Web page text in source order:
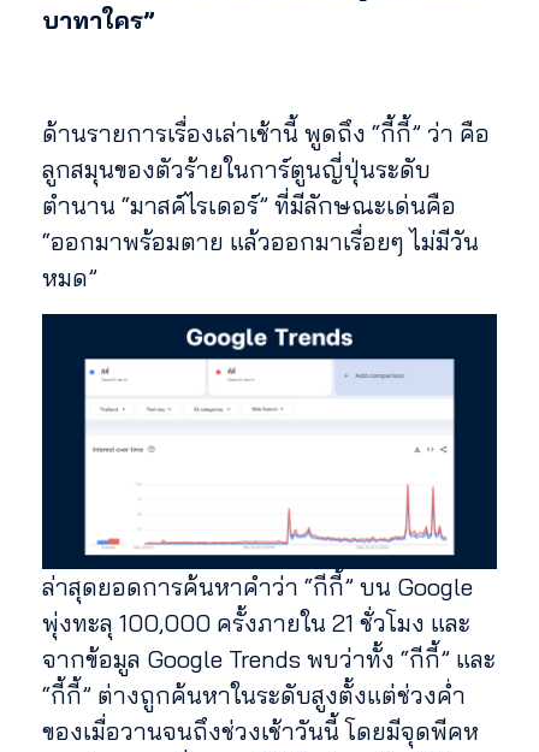
บาทาใคร”
ด้านรายการเรื่องเล่าเช้านี้ พูดถึง “กี้กี้” ว่า คือ
ลูกสมุนของตัวร้ายในการ์ตูนญี่ปุ่นระดับ
ตำนาน “มาสค์ไรเดอร์” ที่มีลักษณะเด่นคือ
“ออกมาพร้อมตาย แล้วออกมาเรื่อยๆ ไม่มีวัน
หมด”
ล่าสุดยอดการค้นหาคำว่า “กีกี้” บน Google
พุ่งทะลุ 100,000 ครั้งภายใน 21 ชั่วโมง และ
จากข้อมูล Google Trends พบว่าทั้ง “กีกี้” และ
“กี้กี้” ต่างถูกค้นหาในระดับสูงตั้งแต่ช่วงค่ำ
ของเมื่อวานจนถึงช่วงเช้าวันนี้ โดยมีจุดพีคห